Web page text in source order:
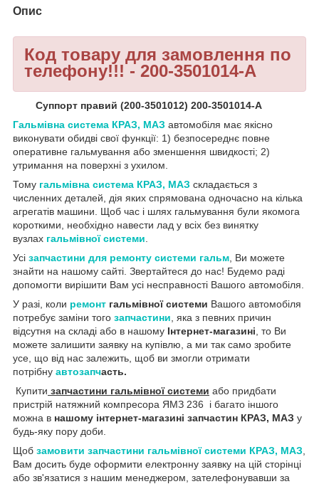
Опис
Код товару для замовлення по
телефону!!! - 200-3501014-A
Суппорт правий (200-3501012) 200-3501014-А
Гальмівна система КРАЗ, МАЗ автомобіля має якісно
виконувати обидві свої функції: 1) безпосереднє повне
оперативне гальмування або зменшення швидкості; 2)
утримання на поверхні з ухилом.
Тому гальмівна система КРАЗ, МАЗ складається з
численних деталей, дія яких спрямована одночасно на кілька
агрегатів машини. Щоб час і шлях гальмування були якомога
короткими, необхідно навести лад у всіх без винятку
вузлах гальмівної системи
Усі запчастини для ремонту системи гальм , Ви можете
знайти на нашому сайті. Звертайтеся до нас! Будемо раді
допомогти вирішити Вам усі несправності Вашого автомобіля.
У разі, коли ремонт гальмівної системи Вашого автомобіля
потребує заміни того запчастини , яка з певних причин
відсутня на складі або в нашому Інтернет-магазині , то Ви
можете залишити заявку на купівлю, а ми так само зробите
усе, що від нас залежить, щоб ви змогли отримати
потрібну автозапчасть.
Купити запчастини гальмівної системи або придбати
пристрій натяжний компресора ЯМЗ 236 і багато іншого
можна в нашому інтернет-магазині запчастин КРАЗ, МАЗ у
будь-яку пору доби.
Щоб замовити запчастини гальмівної системи КРАЗ, МАЗ
Вам досить буде оформити електронну заявку на цій сторінці
або зв'язатися з нашим менеджером, зателефонувавши за